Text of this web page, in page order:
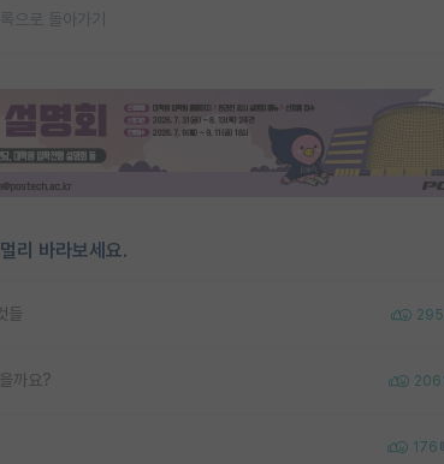
으로 돌아가기
리 바라보세요.
들 295
까요? 206
176